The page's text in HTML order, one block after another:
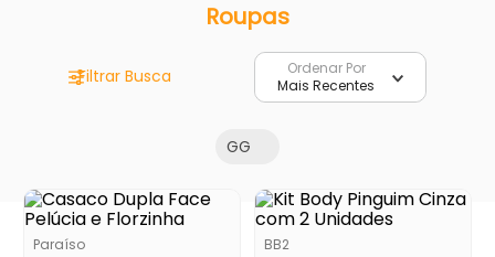
Roupas
Ordenar Por
Mais Recentes
GG
Paraíso BB2